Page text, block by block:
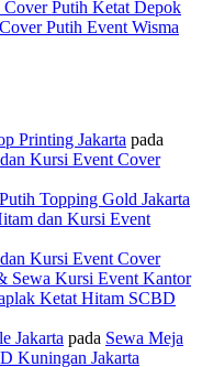
Putih Ketat Depok
Putih Event Wisma
Printing Jakarta pada
Kursi Event Cover
Topping Gold Jakarta
dan Kursi Event
Kursi Event Cover
Sewa Kursi Event Kantor
Ketat Hitam SCBD
Jakarta pada Sewa Meja
Kuningan Jakarta